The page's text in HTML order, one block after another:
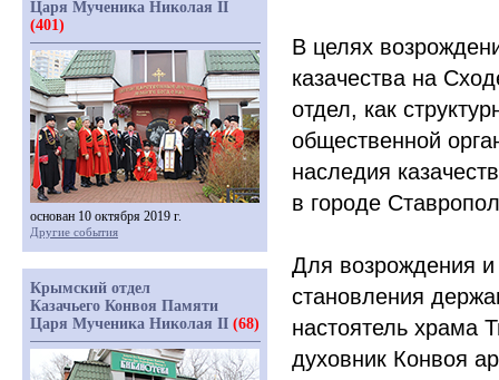
В целях
казачества на
отдел, как
общественной
наследия
в городе
Для возрождения
становления
настоятель храма
духовник Конвоя
Царя Мученика Николая II
(401)
основан 10 октября 2019 г.
Другие события
Крымский отдел
Казачьего Конвоя Памяти
Царя Мученика Николая II (68)